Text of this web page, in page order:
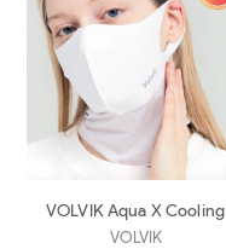
VOLVIK Aqua X Cooling
VOLVIK